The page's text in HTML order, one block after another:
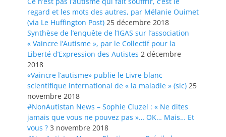
regard et les mots des autres, par Mélanie Ouimet
(via Le Huffington Post) 25 décembre 2018
Synthèse de l’enquête de l’IGAS sur l’association
« Vaincre l’Autisme », par le Collectif pour la
Liberté d’Expression des Autistes 2 décembre
2018
«Vaincre l’autisme» publie le Livre blanc
scientifique international de « la maladie » (sic) 25
novembre 2018
#NonAutistan News – Sophie Cluzel : « Ne dites
jamais que vous ne pouvez pas »… OK… Mais… Et
vous ? 3 novembre 2018